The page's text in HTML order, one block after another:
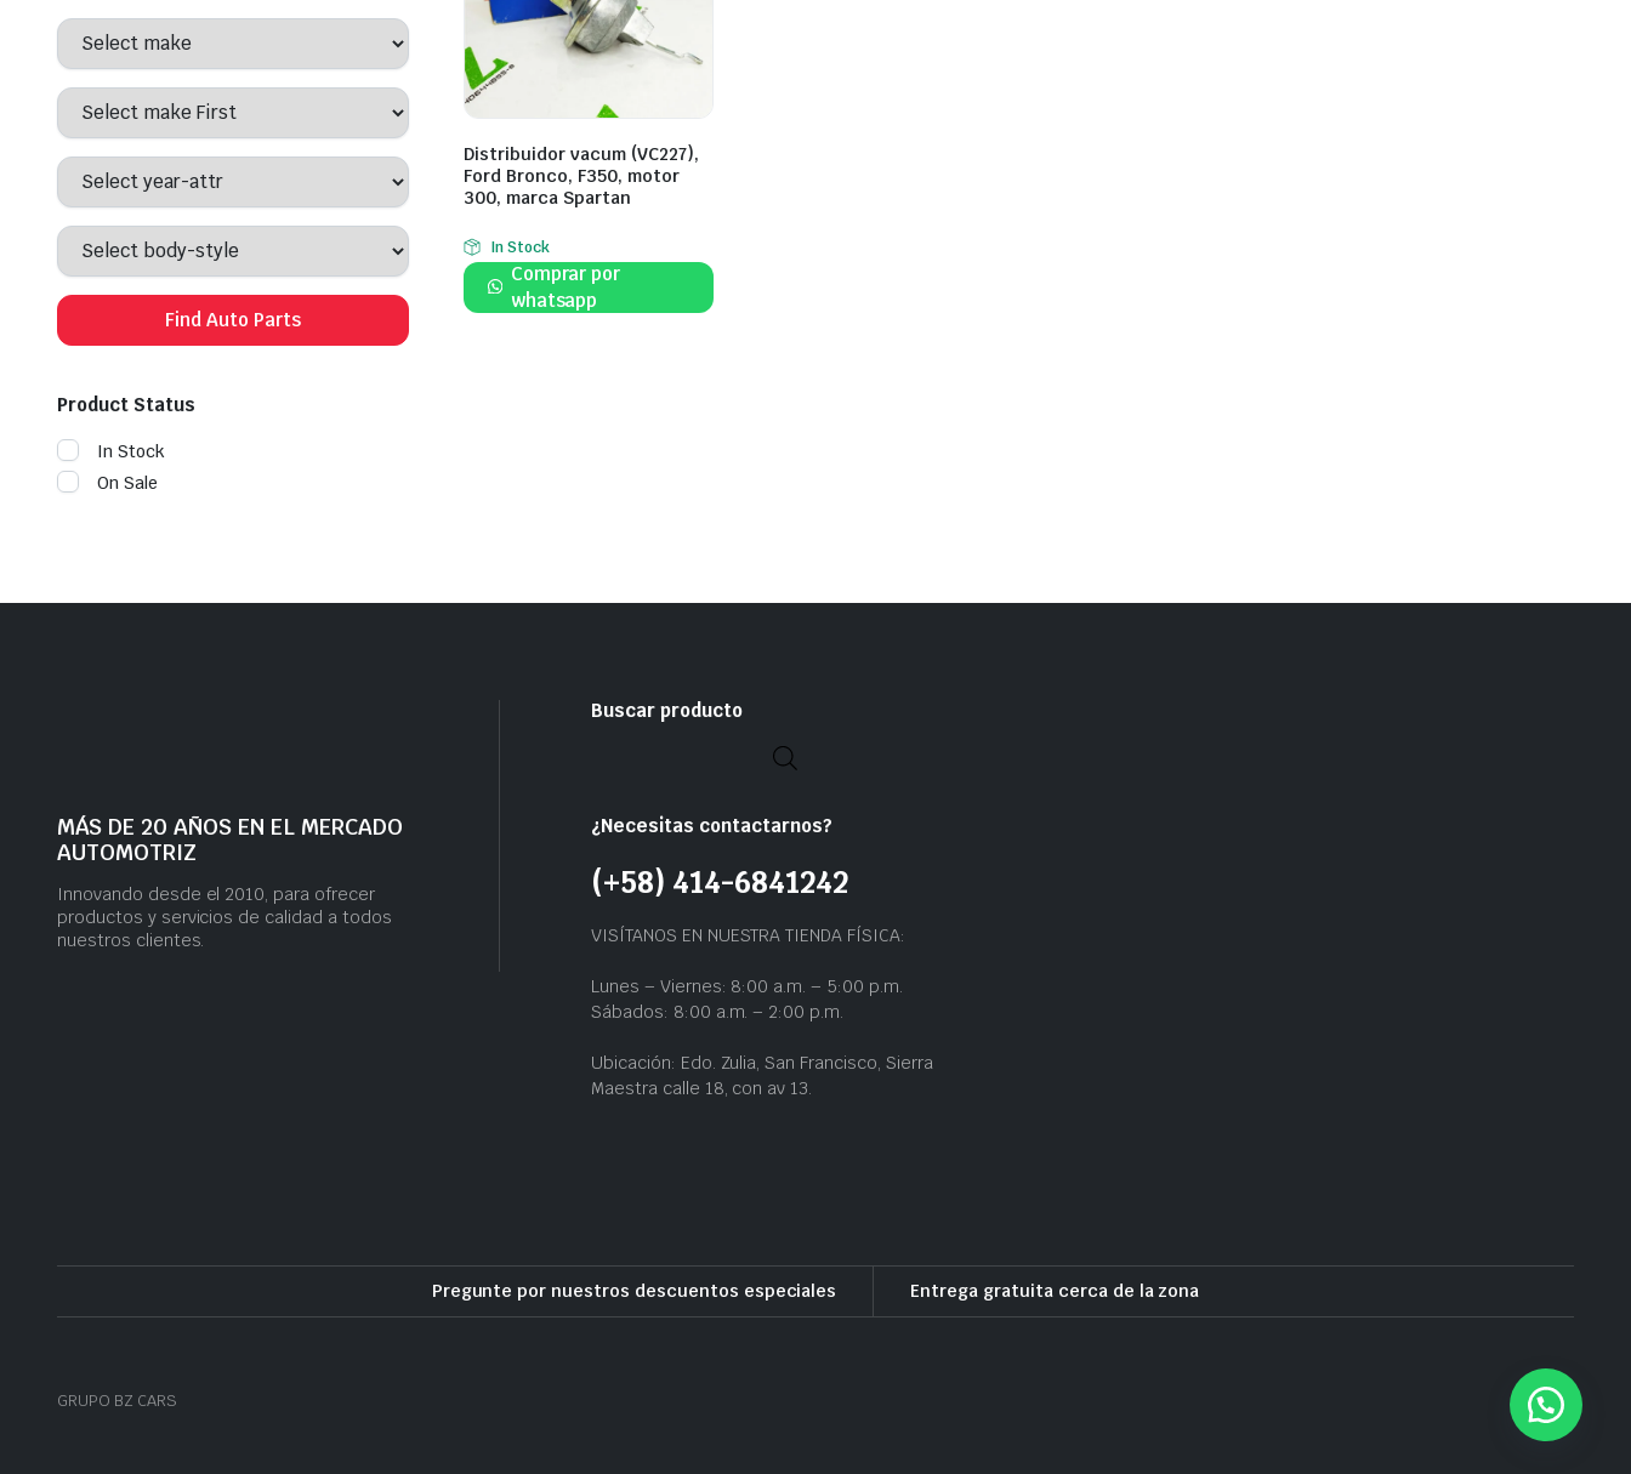
Distribuidor vacum (VC227),
Ford Bronco, F350, motor
300, marca Spartan
In Stock
Comprar por
whatsapp
Find Auto Parts
Product Status
In Stock
On Sale
MÁS DE 20 AÑOS EN EL MERCADO
AUTOMOTRIZ
Innovando desde el 2010, para ofrecer
productos y servicios de calidad a todos
nuestros clientes.
Buscar producto
¿Necesitas contactarnos?
(+58) 414-6841242
VISÍTANOS EN NUESTRA TIENDA FÍSICA:
Lunes – Viernes: 8:00 a.m. – 5:00 p.m.
Sábados: 8:00 a.m. – 2:00 p.m.
Ubicación: Edo. Zulia, San Francisco, Sierra
Maestra calle 18, con av 13.
Pregunte por nuestros descuentos especiales Entrega gratuita cerca de la zona
GRUPO BZ CARS